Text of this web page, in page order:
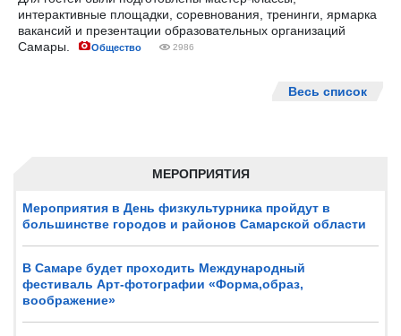
МЕРОПРИЯТИЯ
Мероприятия в День физкультурника пройдут в
большинстве городов и районов Самарской области
В Самаре будет проходить Международный
фестиваль Арт-фотографии «Форма,образ,
воображение»
интерактивные площадки, соревнования, тренинги, ярмарка
вакансий и презентации образовательных организаций
Самары.
Общество 2986
Весь список